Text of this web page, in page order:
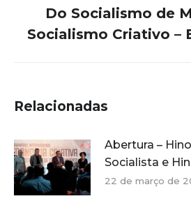
post:
Do Socialismo de
Socialismo Criativo –
Relacionadas
Abertura –
Socialista e
22 de março de